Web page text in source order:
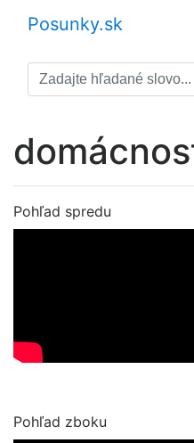
Posunky.sk
Pohľad spredu
Pohľad zboku